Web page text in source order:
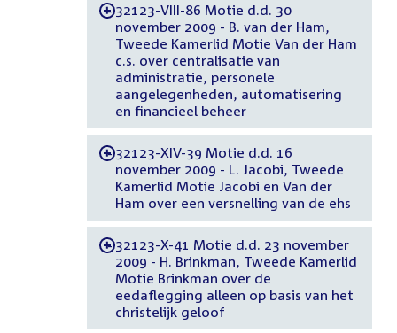
-32123-VIII-86 Motie d.d. 30
november 2009 - B. van der Ham,
Tweede Kamerlid Motie Van der Ham
c.s. over centralisatie van
administratie, personele
aangelegenheden, automatisering
en financieel beheer
-32123-XIV-39 Motie d.d. 16
november 2009 - L. Jacobi, Tweede
Kamerlid Motie Jacobi en Van der
Ham over een versnelling van de ehs
-32123-X-41 Motie d.d. 23 november
2009 - H. Brinkman, Tweede Kamerlid
Motie Brinkman over de
eedaflegging alleen op basis van het
christelijk geloof